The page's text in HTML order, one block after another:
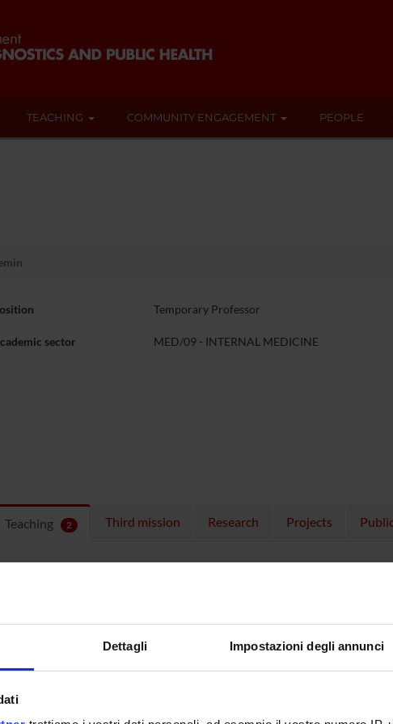
Dettagli Impostazioni degli annunci
TEACHING COMMUNITY ENGAGEMENT PEOPLE
Temporary Professor
sector MED/09 - INTERNAL MEDICINE
Teaching 2 Third mission Research Projects
on the module to see the timetable and course details.